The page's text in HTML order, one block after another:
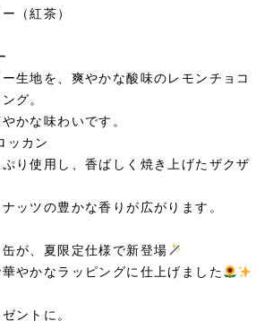
（紅茶）
生地を、爽やかな酸味のレモンチョコ
グ。
かな味わいです。
ッカン
り使用し、香ばしく焼き上げたザクザ
ッツの豊かな香りが広がります。
が、夏限定仕様で新登場
やかなラッピングに仕上げました
ントに。